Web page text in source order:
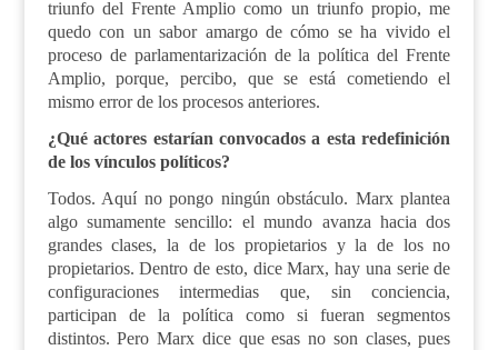
triunfo del Frente Amplio como un triunfo propio, me
quedo con un sabor amargo de cómo se ha vivido el
proceso de parlamentarización de la política del Frente
Amplio, porque, percibo, que se está cometiendo el
mismo error de los procesos anteriores.
¿Qué actores estarían convocados a esta redefinición
de los vínculos políticos?
Todos. Aquí no pongo ningún obstáculo. Marx plantea
algo sumamente sencillo: el mundo avanza hacia dos
grandes clases, la de los propietarios y la de los no
propietarios. Dentro de esto, dice Marx, hay una serie de
configuraciones intermedias que, sin conciencia,
participan de la política como si fueran segmentos
distintos. Pero Marx dice que esas no son clases, pues